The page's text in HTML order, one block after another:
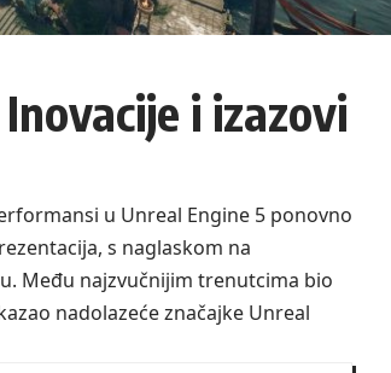
i izazovi
u Unreal Engine 5 ponovno
s naglaskom na
Među najzvučnijim trenutcima bio
nadolazeće značajke Unreal